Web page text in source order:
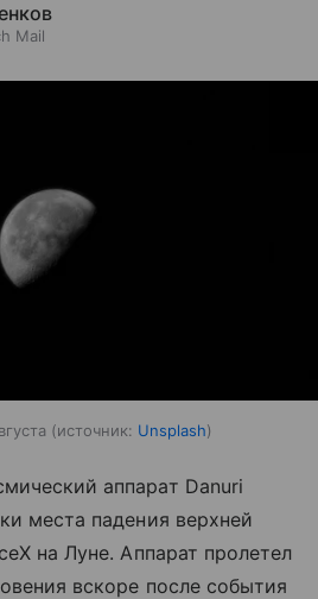
Mail
источник: Unsplash
аппарат Danuri
места падения верхней
на Луне. Аппарат пролетел
вскоре после события